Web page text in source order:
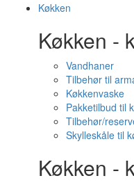
Køkken
Køkken -
Vandhaner
Tilbehør til
Køkkenvaske
Pakketilbud til
Tilbehør/
Skylleskåle til
Køkken -